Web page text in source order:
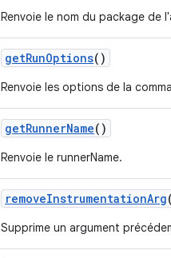
Renvoie le nom du package de
getRunOptions()
Renvoie les options de la
getRunnerName()
Renvoie le runnerName.
removeInstrumentationArg
Supprime un argument